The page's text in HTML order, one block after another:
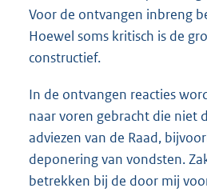
Voor de ontvangen inbreng
Hoewel soms kritisch is de
constructief.
In de ontvangen reacties
naar voren gebracht die niet
adviezen van de Raad,
deponering van vondsten.
betrekken bij de door mij